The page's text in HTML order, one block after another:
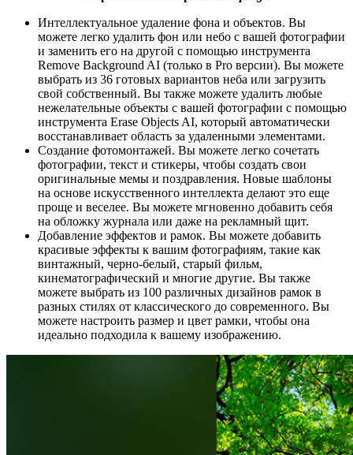
Интеллектуальное удаление фона и объектов. Вы
можете легко удалить фон или небо с вашей фотографии
и заменить его на другой с помощью инструмента
Remove Background AI (только в Pro версии). Вы можете
выбрать из 36 готовых вариантов неба или загрузить
свой собственный. Вы также можете удалить любые
нежелательные объекты с вашей фотографии с помощью
инструмента Erase Objects AI, который автоматически
восстанавливает область за удаленными элементами.
Создание фотомонтажей. Вы можете легко сочетать
фотографии, текст и стикеры, чтобы создать свои
оригинальные мемы и поздравления. Новые шаблоны
на основе искусственного интеллекта делают это еще
проще и веселее. Вы можете мгновенно добавить себя
на обложку журнала или даже на рекламный щит.
Добавление эффектов и рамок. Вы можете добавить
красивые эффекты к вашим фотографиям, такие как
винтажный, черно-белый, старый фильм,
кинематографический и многие другие. Вы также
можете выбрать из 100 различных дизайнов рамок в
разных стилях от классического до современного. Вы
можете настроить размер и цвет рамки, чтобы она
идеально подходила к вашему изображению.